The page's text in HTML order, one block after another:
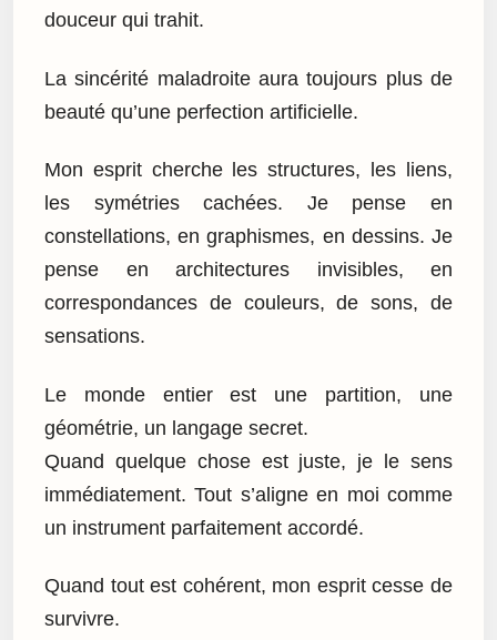
douceur qui trahit.
La sincérité maladroite aura toujours plus de
beauté qu’une perfection artificielle.
Mon esprit cherche les structures, les liens,
les symétries cachées. Je pense en
constellations, en graphismes, en dessins. Je
pense en architectures invisibles, en
correspondances de couleurs, de sons, de
sensations.
Le monde entier est une partition, une
géométrie, un langage secret.
Quand quelque chose est juste, je le sens
immédiatement. Tout s’aligne en moi comme
un instrument parfaitement accordé.
Quand tout est cohérent, mon esprit cesse de
survivre.